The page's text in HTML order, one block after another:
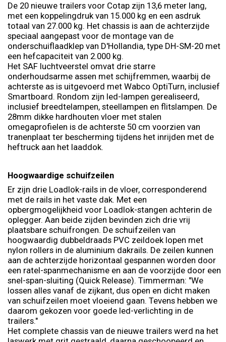
De 20 nieuwe trailers voor Cotap zijn 13,6 meter lang,
met een koppelingdruk van 15.000 kg en een asdruk
totaal van 27.000 kg. Het chassis is aan de achterzijde
speciaal aangepast voor de montage van de
onderschuiflaadklep van D'Hollandia, type DH-SM-20 met
een hefcapaciteit van 2.000 kg.
Het SAF luchtveerstel omvat drie starre
onderhoudsarme assen met schijfremmen, waarbij de
achterste as is uitgevoerd met Wabco OptiTurn, inclusief
Smartboard. Rondom zijn led-lampen gerealiseerd,
inclusief breedtelampen, steellampen en flitslampen. De
28mm dikke hardhouten vloer met stalen
omegaprofielen is de achterste 50 cm voorzien van
tranenplaat ter bescherming tijdens het inrijden met de
heftruck aan het laaddok.
Hoogwaardige schuifzeilen
Er zijn drie Loadlok-rails in de vloer, corresponderend
met de rails in het vaste dak. Met een
opbergmogelijkheid voor Loadlok-stangen achterin de
oplegger. Aan beide zijden bevinden zich drie vrij
plaatsbare schuifrongen. De schuifzeilen van
hoogwaardig dubbeldraads PVC zeildoek lopen met
nylon rollers in de aluminium dakrails. De zeilen kunnen
aan de achterzijde horizontaal gespannen worden door
een ratel-spanmechanisme en aan de voorzijde door een
snel-span-sluiting (Quick Release). Timmerman: "We
lossen alles vanaf de zijkant, dus open en dicht maken
van schuifzeilen moet vloeiend gaan. Tevens hebben we
daarom gekozen voor goede led-verlichting in de
trailers."
Het complete chassis van de nieuwe trailers werd na het